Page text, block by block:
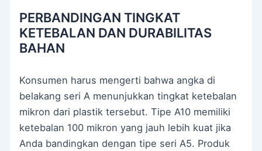
PERBANDINGAN TINGKAT
KETEBALAN DAN DURABILITAS
BAHAN
Konsumen harus mengerti bahwa angka di
belakang seri A menunjukkan tingkat ketebalan
mikron dari plastik tersebut. Tipe A10 memiliki
ketebalan 100 mikron yang jauh lebih kuat jika
Anda bandingkan dengan tipe seri A5. Produk